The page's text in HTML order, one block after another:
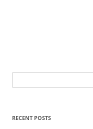
for:
RECENT POSTS